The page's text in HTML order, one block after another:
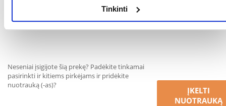
Tinkinti
Patikrinę atsiliepimus, paskelbsime ir teigiamus, ir neigiamus
atsiliepimus.
Neseniai įsigijote šią prekę? Padėkite tinkamai
pasirinkti ir kitiems pirkėjams ir pridėkite
nuotrauką (-as)?
ĮKELTI
NUOTRAUKĄ